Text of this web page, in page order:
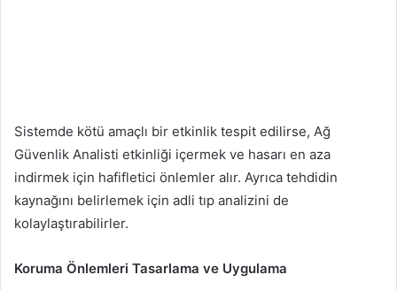
Sistemde kötü amaçlı bir etkinlik tespit edilirse, Ağ
Güvenlik Analisti etkinliği içermek ve hasarı en aza
indirmek için hafifletici önlemler alır. Ayrıca tehdidin
kaynağını belirlemek için adli tıp analizini de
kolaylaştırabilirler.
Koruma Önlemleri Tasarlama ve Uygulama